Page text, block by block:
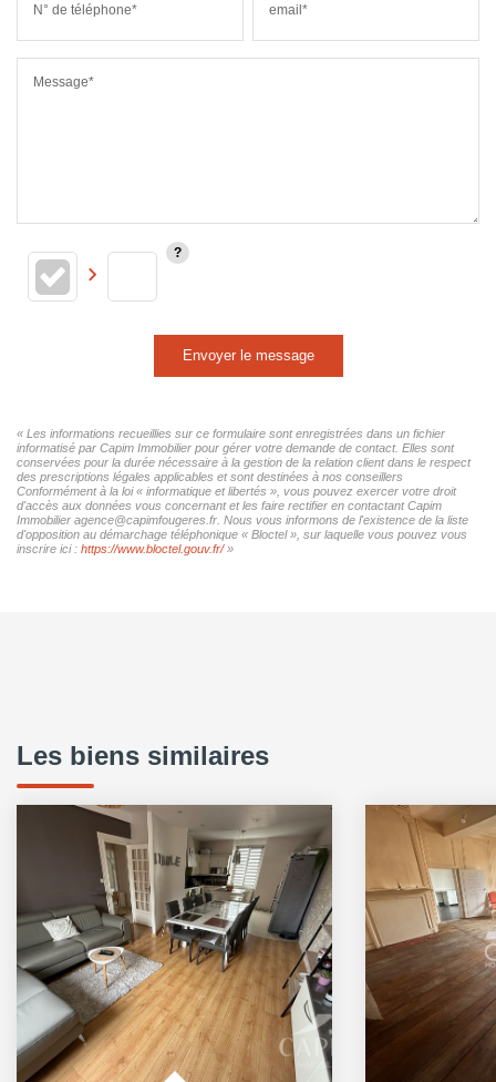
N° de téléphone* email*
Message*
Envoyer le message
« Les informations recueillies sur ce formulaire sont enregistrées dans un fichier
informatisé par Capim Immobilier pour gérer votre demande de contact. Elles sont
conservées pour la durée nécessaire à la gestion de la relation client dans le respect
des prescriptions légales applicables et sont destinées à nos conseillers
Conformément à la loi « informatique et libertés », vous pouvez exercer votre droit
d'accès aux données vous concernant et les faire rectifier en contactant Capim
Immobilier agence@capimfougeres.fr. Nous vous informons de l'existence de la liste
d'opposition au démarchage téléphonique « Bloctel », sur laquelle vous pouvez vous
inscrire ici : https://www.bloctel.gouv.fr/»
Les biens similaires